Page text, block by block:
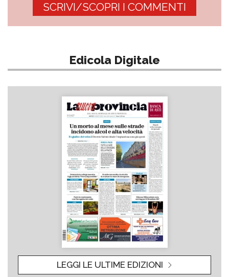
SCRIVI/SCOPRI I COMMENTI
Edicola Digitale
LEGGI LE ULTIME EDIZIONI